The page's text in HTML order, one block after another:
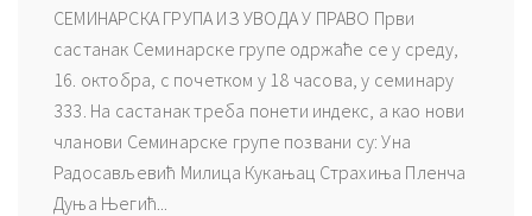
СЕМИНАРСКА ГРУПА ИЗ УВОДА У ПРАВО Први
састанак Семинарске групе одржаће се у среду,
16. октобра, с почетком у 18 часова, у семинару
333. На састанак треба понети индекс, а као нови
чланови Семинарске групе позвани су: Уна
Радосављевић Милица Кукањац Страхиња Пленча
Дуња Његић...